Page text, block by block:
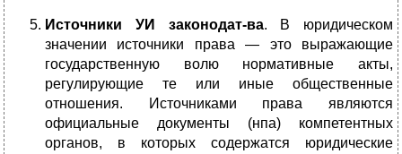
Источники УИ законодат-ва. В юридическом
значении источники права — это выражающие
государственную волю нормативные акты,
регулирующие те или иные общественные
отношения. Источниками права являются
официальные документы (нпа) компетентных
органов, в которых содержатся юридические